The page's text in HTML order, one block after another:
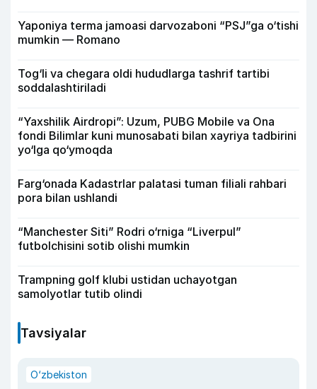
Yaponiya terma jamoasi darvozaboni “PSJ”ga o‘tishi
mumkin — Romano
Tog‘li va chegara oldi hududlarga tashrif tartibi
soddalashtiriladi
“Yaxshilik Airdropi”: Uzum, PUBG Mobile va Ona
fondi Bilimlar kuni munosabati bilan xayriya tadbirini
yo‘lga qo‘ymoqda
Farg‘onada Kadastrlar palatasi tuman filiali rahbari
pora bilan ushlandi
“Manchester Siti” Rodri o‘rniga “Liverpul”
futbolchisini sotib olishi mumkin
Trampning golf klubi ustidan uchayotgan
samolyotlar tutib olindi
Tavsiyalar
O‘zbekiston